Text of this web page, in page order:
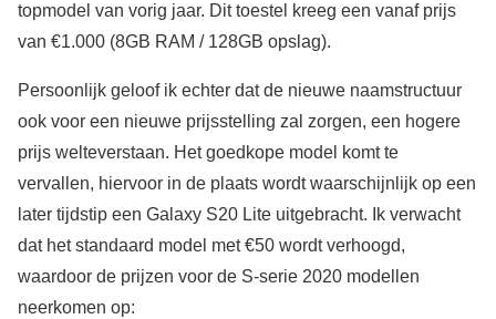
topmodel van vorig jaar. Dit toestel kreeg een vanaf prijs
van €1.000 (8GB RAM / 128GB opslag).
Persoonlijk geloof ik echter dat de nieuwe naamstructuur
ook voor een nieuwe prijsstelling zal zorgen, een hogere
prijs welteverstaan. Het goedkope model komt te
vervallen, hiervoor in de plaats wordt waarschijnlijk op een
later tijdstip een Galaxy S20 Lite uitgebracht. Ik verwacht
dat het standaard model met €50 wordt verhoogd,
waardoor de prijzen voor de S-serie 2020 modellen
neerkomen op: